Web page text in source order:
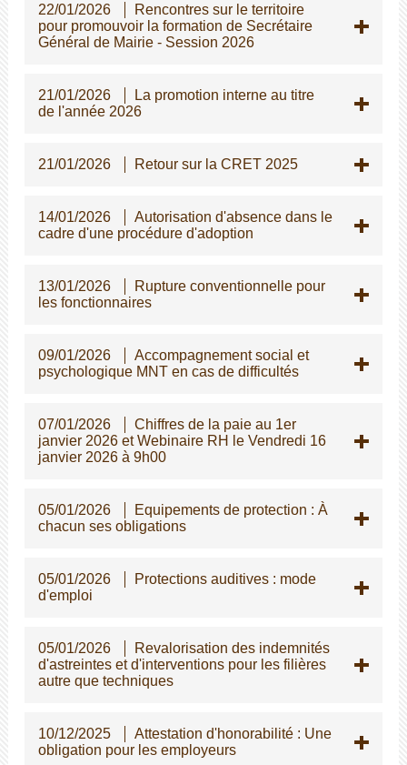
22/01/2026
Rencontres sur le territoire
pour promouvoir la formation de Secrétaire
Général de Mairie - Session 2026
21/01/2026
La promotion interne au titre
de l'année 2026
21/01/2026 Retour sur la CRET 2025
14/01/2026
Autorisation d'absence dans le
cadre d'une procédure d'adoption
13/01/2026
Rupture conventionnelle pour
les fonctionnaires
09/01/2026
Accompagnement social et
psychologique MNT en cas de difficultés
07/01/2026
Chiffres de la paie au 1er
janvier 2026 et Webinaire RH le Vendredi 16
janvier 2026 à 9h00
05/01/2026
Equipements de protection : À
chacun ses obligations
05/01/2026
Protections auditives : mode
d'emploi
05/01/2026
Revalorisation des indemnités
d'astreintes et d'interventions pour les filières
autre que techniques
10/12/2025
Attestation d'honorabilité : Une
obligation pour les employeurs